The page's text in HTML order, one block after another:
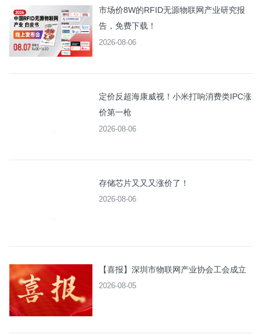
市场价8W的RFID无源物联网产业研究报
告，免费下载！
2026-08-06
定价反超海康威视！小米打响消费类IPC涨
价第一枪
2026-08-06
存储芯片又又又涨价了！
2026-08-06
【喜报】深圳市物联网产业协会工会成立
2026-08-05